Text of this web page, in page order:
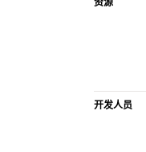
开发人员